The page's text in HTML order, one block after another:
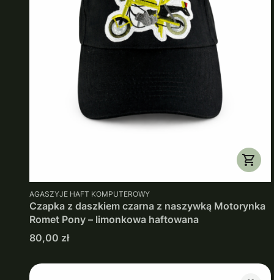
PRODUCENT
AGASZYJE HAFT KOMPUTEROWY
Czapka z daszkiem czarna z naszywką Motorynka
Romet Pony – limonkowa haftowana
Cena
80,00 zł